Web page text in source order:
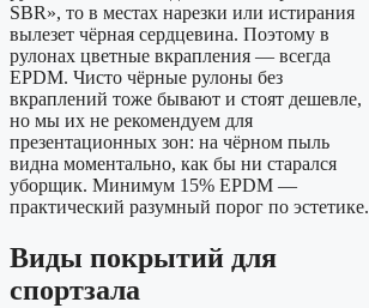
SBR», то в местах нарезки или истирания
вылезет чёрная сердцевина. Поэтому в
рулонах цветные вкрапления — всегда
EPDM. Чисто чёрные рулоны без
вкраплений тоже бывают и стоят дешевле,
но мы их не рекомендуем для
презентационных зон: на чёрном пыль
видна моментально, как бы ни старался
уборщик. Минимум 15% EPDM —
практический разумный порог по эстетике.
Виды покрытий для
спортзала